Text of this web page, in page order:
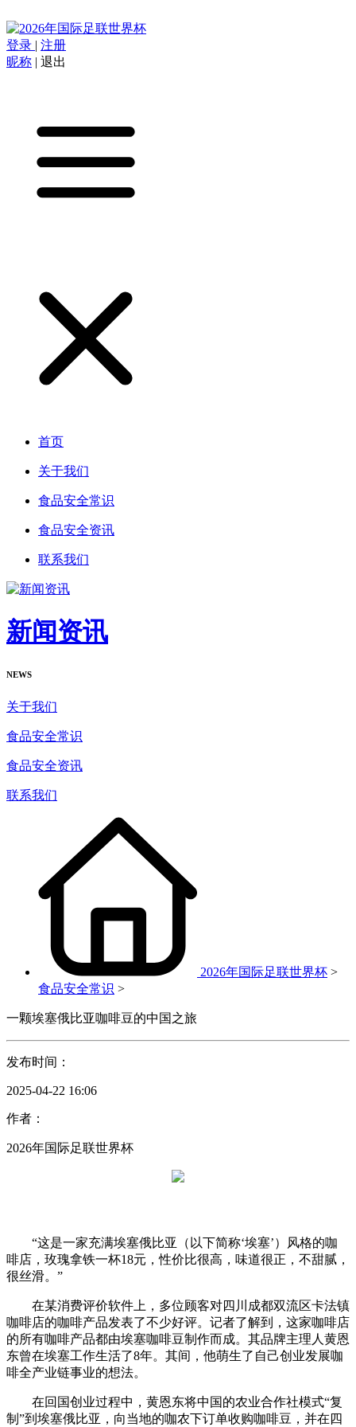
登录 | 注册
昵称 | 退出
首页
关于我们
食品安全常识
食品安全资讯
联系我们
新闻资讯
NEWS
关于我们
食品安全常识
食品安全资讯
联系我们
2026年国际足联世界杯 >
食品安全常识 >
一颗埃塞俄比亚咖啡豆的中国之旅
发布时间：
2025-04-22 16:06
作者：
2026年国际足联世界杯
“这是一家充满埃塞俄比亚（以下简称‘埃塞’）风格的咖
啡店，玫瑰拿铁一杯18元，性价比很高，味道很正，不甜腻，
很丝滑。”
在某消费评价软件上，多位顾客对四川成都双流区卡法镇
咖啡店的咖啡产品发表了不少好评。记者了解到，这家咖啡店
的所有咖啡产品都由埃塞咖啡豆制作而成。其品牌主理人黄恩
东曾在埃塞工作生活了8年。其间，他萌生了自己创业发展咖
啡全产业链事业的想法。
在回国创业过程中，黄恩东将中国的农业合作社模式“复
制”到埃塞俄比亚，向当地的咖农下订单收购咖啡豆，并在四